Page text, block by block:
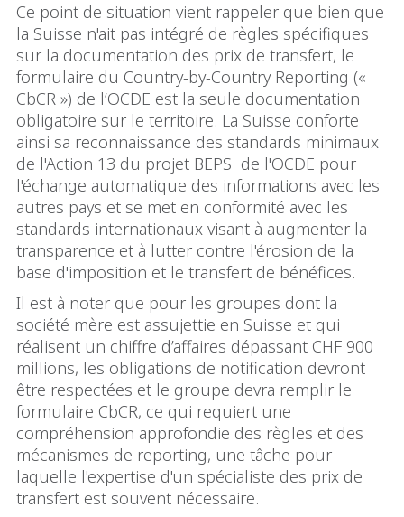
Ce point de situation vient rappeler que bien que
la Suisse n'ait pas intégré de règles spécifiques
sur la documentation des prix de transfert, le
formulaire du Country-by-Country Reporting («
CbCR ») de l’OCDE est la seule documentation
obligatoire sur le territoire. La Suisse conforte
ainsi sa reconnaissance des standards minimaux
de l'Action 13 du projet BEPS de l'OCDE pour
l'échange automatique des informations avec les
autres pays et se met en conformité avec les
standards internationaux visant à augmenter la
transparence et à lutter contre l'érosion de la
base d'imposition et le transfert de bénéfices.
Il est à noter que pour les groupes dont la
société mère est assujettie en Suisse et qui
réalisent un chiffre d’affaires dépassant CHF 900
millions, les obligations de notification devront
être respectées et le groupe devra remplir le
formulaire CbCR, ce qui requiert une
compréhension approfondie des règles et des
mécanismes de reporting, une tâche pour
laquelle l'expertise d'un spécialiste des prix de
transfert est souvent nécessaire.